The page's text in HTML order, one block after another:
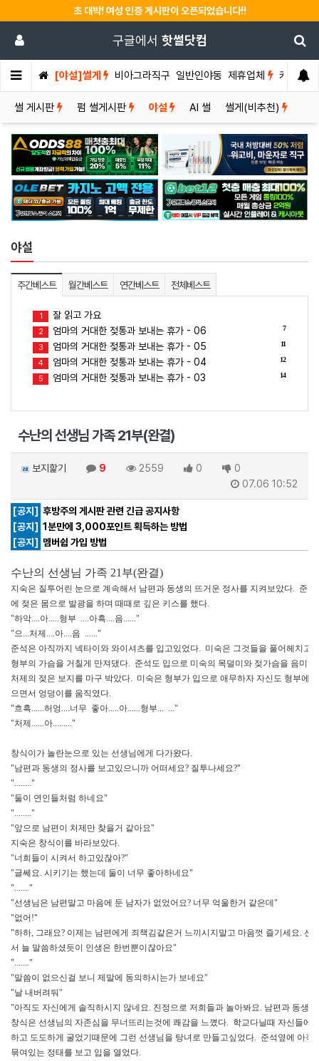
초 대박! 여성 인증 게시판이 오픈되었습니다!!
구글에서 핫썰닷컴
[야설]썰게 비아그라직구 일반인야동 제휴업체 커뮤니티
썰 게시판 펌 썰게시판 야설 AI 썰 썰게(비추천)
야설
주간베스트 월간베스트 연간베스트 전체베스트
1 잘 읽고 가요
7
2 엄마의 거대한 젖통과 보내는 휴가 - 06
11
3 엄마의 거대한 젖통과 보내는 휴가 - 05
12
4 엄마의 거대한 젖통과 보내는 휴가 - 04
14
5 엄마의 거대한 젖통과 보내는 휴가 - 03
수난의 선생님 가족 21부(완결)
보지핥기 9 2559 0
0
07.06 10:52
[공지] 후방주의 게시판 관련 긴급 공지사항
[공지] 1분만에 3,000포인트 획득하는 방법
[공지]
멤버쉽 가입 방법
수난의 선생님 가족 21 부(완결)
지숙은 질투어린 눈으로 계속해서 남편과 동생의 뜨거운 정사를 지켜보았다. 준석
에 젖은 몸으로 발광을 하며 때때로 깊은 키스를 했다.
"하악....아.....형부 ....아흑....음......"
"으...처제....아....음 ......"
준석은 아직까지 넥타이와 와이셔츠를 입고있었다. 미숙은 그것들을 풀어헤치고
형부의 가슴을 거칠게 만져댔다. 준석도 입으로 미숙의 목덜미와 젖가슴을 음미하
처제의 젖은 보지를 마구 박았다. 미숙은 형부가 입으로 애무하자 자신도 형부에
으면서 엉덩이를 움직였다.
"흐흑......허엉....너무 좋아.....아......형부... ..."
"처제......아........."
창식이가 놀란눈으로 있는 선생님에게 다가왔다.
"남편과 동생의 정사를 보고있으니까 어떠세요? 질투나세요?"
"........"
"둘이 연인들처럼 하네요"
"........"
"앞으로 남편이 처제만 찾을거 같아요"
지숙은 창식이를 바라보았다.
"너희들이 시켜서 하고있잖아?"
"글쎄요. 시키기는 했는데 둘이 너무 좋아하네요"
"......."
"선생님은 남편말고 마음에 둔 남자가 없었어요? 너무 억울한거 같은데"
"없어!"
"하하, 그래요? 이제는 남편에게 죄책김같은거 느끼시지말고 마음껏 즐기세요. 선
서 늘 말씀하셨듯이 인생은 한번뿐이잖아요"
"......."
"말씀이 없으신걸 보니 제말에 동의하시는가 보네요"
"날 내버려둬"
"아직도 자신에게 솔직하시지 않네요. 진정으로 저희들과 놀아봐요. 남편과 동생
창식은 선생님의 자존심을 무너뜨리는것에 쾌감을 느꼈다. 학교다닐때 자신들에
하고 도도하게 굴었기때문에 그런 선생님을 탕녀로 만들고싶었다. 준석옆에 아직
묶여있는 정태를 보고 입을 열었다.